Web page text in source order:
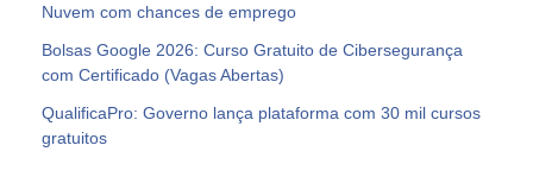
Nuvem com chances de emprego
Bolsas Google 2026: Curso Gratuito de Cibersegurança
com Certificado (Vagas Abertas)
QualificaPro: Governo lança plataforma com 30 mil cursos
gratuitos